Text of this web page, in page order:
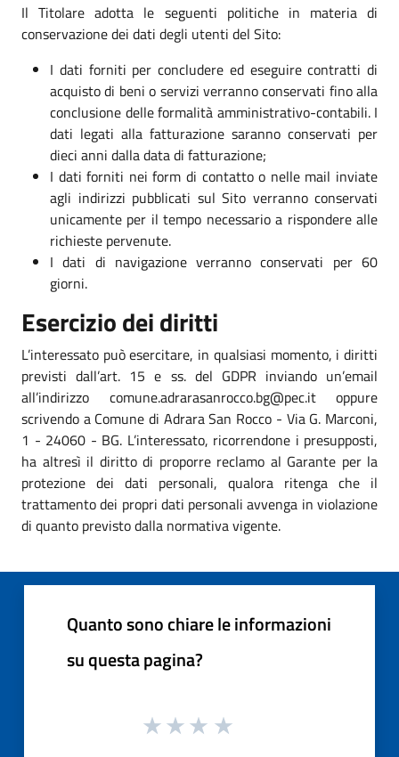
Il Titolare adotta le seguenti politiche in materia di
conservazione dei dati degli utenti del Sito:
I dati forniti per concludere ed eseguire contratti di
acquisto di beni o servizi verranno conservati fino alla
conclusione delle formalità amministrativo-contabili. I
dati legati alla fatturazione saranno conservati per
dieci anni dalla data di fatturazione;
I dati forniti nei form di contatto o nelle mail inviate
agli indirizzi pubblicati sul Sito verranno conservati
unicamente per il tempo necessario a rispondere alle
richieste pervenute.
I dati di navigazione verranno conservati per 60
giorni.
Esercizio dei diritti
L’interessato può esercitare, in qualsiasi momento, i diritti
previsti dall’art. 15 e ss. del GDPR inviando un’email
all’indirizzo comune.adrarasanrocco.bg@pec.it oppure
scrivendo a Comune di Adrara San Rocco - Via G. Marconi,
1 - 24060 - BG. L’interessato, ricorrendone i presupposti,
ha altresì il diritto di proporre reclamo al Garante per la
protezione dei dati personali, qualora ritenga che il
trattamento dei propri dati personali avvenga in violazione
di quanto previsto dalla normativa vigente.
Quanto sono chiare le informazioni
su questa pagina?